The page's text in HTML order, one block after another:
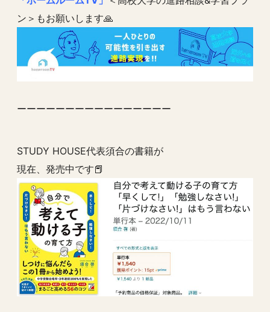
ン＞もお願いします🙏
ーーーーーーーーーーーーーーーー
STUDY HOUSE代表須合の書籍が
現在、発売中です📕